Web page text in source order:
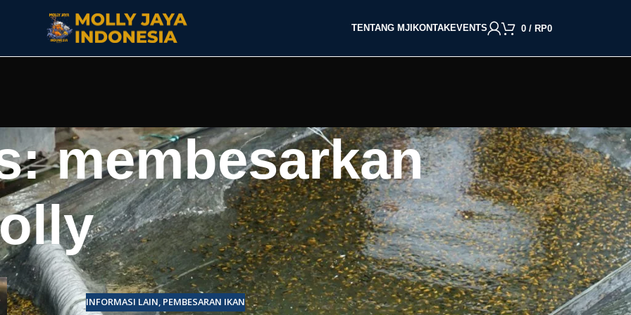
TENTANG MJI KONTAKEVENTS 0 / RP0
membesarkan
INFORMASI LAIN, PEMBESARAN IKAN
BACA BERDASARKAN JENIS IKAN